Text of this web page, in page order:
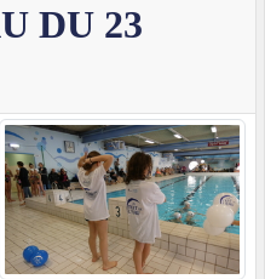
DU 23